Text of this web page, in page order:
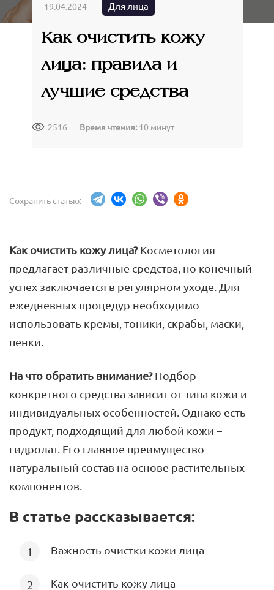
Губы
Товары для путешествий
Команда
Доставка
Контакты
АВТОРИЗАЦИЯ
19.04.2024 Для лица
Как очистить кожу
лица: правила и
лучшие средства
2516 Время чтения:10 минут
Сохранить статью:
Как очистить кожу лица?Косметология
предлагает различные средства, но конечный
успех заключается в регулярном уходе. Для
ежедневных процедур необходимо
использовать кремы, тоники, скрабы, маски,
пенки.
На что обратить внимание?Подбор
конкретного средства зависит от типа кожи и
индивидуальных особенностей. Однако есть
продукт, подходящий для любой кожи –
гидролат. Его главное преимущество –
натуральный состав на основе растительных
компонентов.
В статье рассказывается:
Важность очистки кожи лица
Как очистить кожу лица